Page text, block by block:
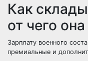
Как
от чего
Зарплату военного
премиальные и